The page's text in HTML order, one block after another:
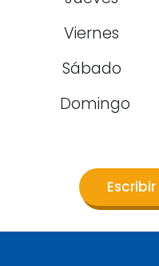
Viernes
Sábado
Domingo